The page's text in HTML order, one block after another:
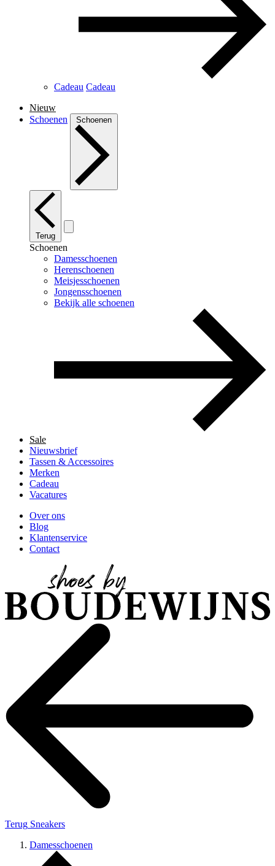
Cadeau Cadeau
Nieuw
Schoenen
Schoenen
Terug
Schoenen
Damesschoenen
Herenschoenen
Meisjesschoenen
Jongensschoenen
Bekijk alle schoenen
Sale
Nieuwsbrief
Tassen & Accessoires
Merken
Cadeau
Vacatures
Over ons
Blog
Klantenservice
Contact
Terug Sneakers
Damesschoenen